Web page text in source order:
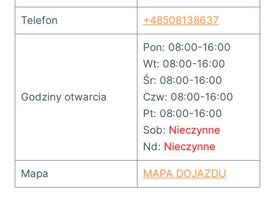
Telefon +48508138637
Godziny otwarcia
Pon: 08:00-16:00
Wt: 08:00-16:00
Śr: 08:00-16:00
Czw: 08:00-16:00
Pt: 08:00-16:00
Sob: Nieczynne
Nd: Nieczynne
Mapa MAPA DOJAZDU